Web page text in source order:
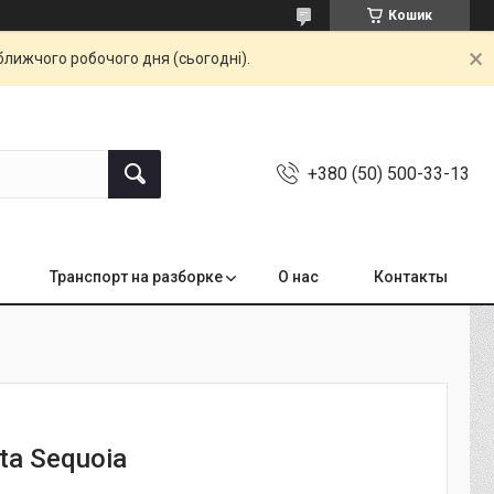
Кошик
робочого дня (сьогодні).
+380 (50) 500-33-13
Транспорт на разборке О нас Контакты
Sequoia